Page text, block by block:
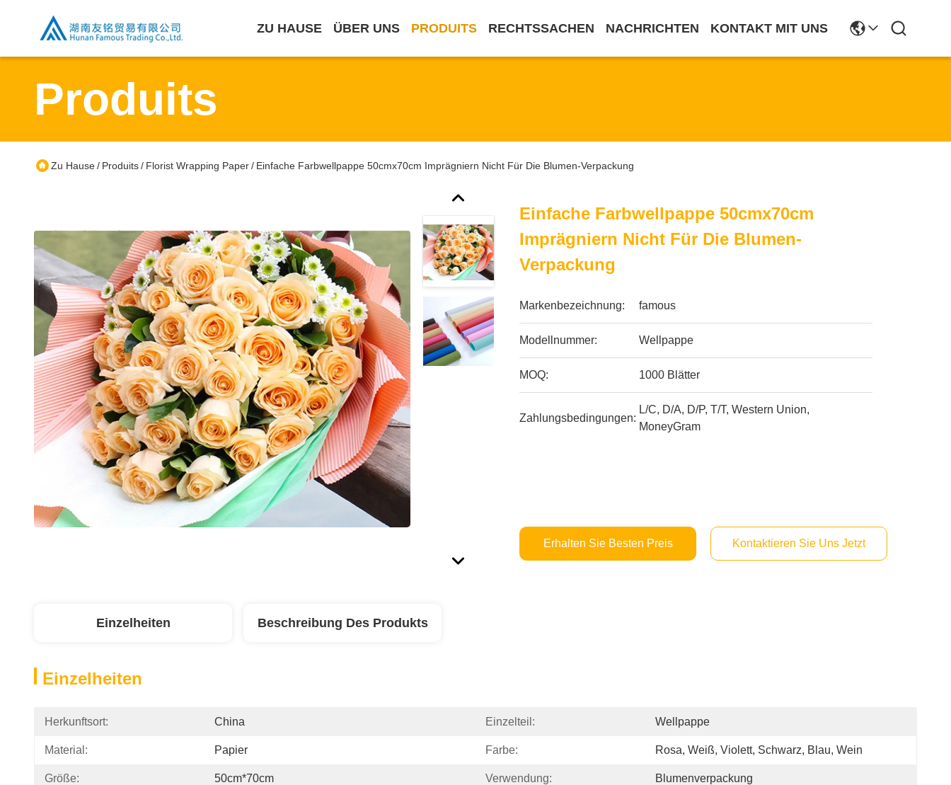
ZU HAUSE ÜBER UNS PRODUITS RECHTSSACHEN NACHRICHTEN KONTAKT MIT UNS
Produits
Zu Hause/ Produits/ Florist Wrapping Paper/ Einfache Farbwellpappe 50cmx70cm Imprägniern Nicht Für Die Blumen-Verpackung
Einfache Farbwellpappe 50cmx70cm
Imprägniern Nicht Für Die Blumen-
Verpackung
Markenbezeichnung: famous
Modellnummer: Wellpappe
MOQ: 1000 Blätter
Zahlungsbedingungen:
L/C, D/A, D/P, T/T, Western Union,
MoneyGram
Erhalten Sie Besten Preis Kontaktieren Sie Uns Jetzt
Einzelheiten Beschreibung Des Produkts
Einzelheiten
Herkunftsort: China Einzelteil: Wellpappe
Material: Papier Farbe: Rosa, Weiß, Violett, Schwarz, Blau, Wein
Größe: 50cm*70cm Verwendung: Blumenverpackung